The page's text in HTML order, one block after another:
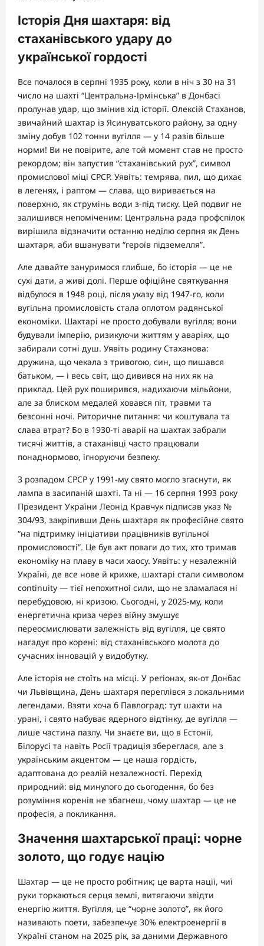
Історія Дня шахтаря: від
стаханівського удару до
української гордості
Все почалося в серпні 1935 року, коли в ніч з 30 на 31
число на шахті “Центральна-Ірмінська” в Донбасі
пролунав удар, що змінив хід історії. Олексій Стаханов,
звичайний шахтар із Ясинуватського району, за одну
зміну добув 102 тонни вугілля — у 14 разів більше
норми! Ви не повірите, але той момент став не просто
рекордом; він запустив “стаханівський рух”, символ
промислової міці СРСР. Уявіть: темрява, пил, що дихає
в легенях, і раптом — слава, що виривається на
поверхню, як струмінь води з-під тиску. Цей подвиг не
залишився непоміченим: Центральна рада профспілок
вирішила відзначити останню неділю серпня як День
шахтаря, аби вшанувати “героїв підземелля”.
Але давайте зануримося глибше, бо історія — це не
сухі дати, а живі долі. Перше офіційне святкування
відбулося в 1948 році, після указу від 1947-го, коли
вугільна промисловість стала оплотом радянської
економіки. Шахтарі не просто добували вугілля; вони
будували імперію, ризикуючи життям у аваріях, що
забирали сотні душ. Уявіть родину Стаханова:
дружина, що чекала з тривогою, син, що пишався
батьком, — і весь світ, що дивився на них як на
приклад. Цей рух поширився, надихаючи мільйони,
але за блиском медалей ховався піт, травми та
безсонні ночі. Риторичне питання: чи коштувала та
слава втрат? Бо в 1930-ті аварії на шахтах забрали
тисячі життів, а стаханівці часто працювали
понаднормово, ігноруючи безпеку.
З розпадом СРСР у 1991-му свято могло згаснути, як
лампа в засипаній шахті. Та ні — 16 серпня 1993 року
Президент України Леонід Кравчук підписав указ №
304/93, закріпивши День шахтаря як професійне свято
“на підтримку ініціативи працівників вугільної
промисловості”. Це був акт поваги до тих, хто тримав
економіку на плаву в часи хаосу. Уявіть: у незалежній
Україні, де все нове й крихке, шахтарі стали символом
continuity — тієї непохитної сили, що не зламалася ні
перебудовою, ні кризою. Сьогодні, у 2025-му, коли
енергетична криза через війну змушує
переосмислювати залежність від вугілля, це свято
нагадує про корені: від стаханівського молота до
сучасних інновацій у видобутку.
Але історія не стоїть на місці. У регіонах, як-от Донбас
чи Львівщина, День шахтаря переплівся з локальними
легендами. Взяти хоча б Павлоград: тут шахти на
урані, і свято набуває ядерного відтінку, де вугілля —
лише частина пазлу. Чи знаєте ви, що в Естонії,
Білорусі та навіть Росії традиція збереглася, але з
українським акцентом — це наша гордість,
адаптована до реалій незалежності. Перехід
природний: від минулого до сьогодення, бо без
розуміння коренів не збагнеш, чому шахтар — це не
професія, а покликання.
Значення шахтарської праці: чорне
золото, що годує націю
Шахтар — це не просто робітник; це варта нації, чиї
руки торкаються серця землі, витягаючи звідти
енергію життя. Вугілля, це “чорне золото”, як його
називають поети, забезпечує 30% електроенергії в
Україні станом на 2025 рік, за даними Державного